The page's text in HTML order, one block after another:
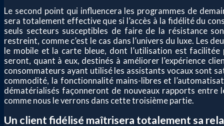
Le second point qui influencera les programmes de
sera totalement effective que si l’accès à la fidélité du
seuls secteurs susceptibles de faire de la résistance
restreint, comme c’est le cas dans l’univers du luxe. Les
le mobile et la carte bleue, dont l’utilisation est
seront, quant à eux, destinés à améliorer l’expérience
consommateurs ayant utilisé les assistants vocaux sont
commodité, la fonctionnalité mains-libres et
dématérialisés façonneront de nouveaux rapports entre
comme nous le verrons dans cette troisième partie.
Un client fidélisé maîtrisera totalement sa